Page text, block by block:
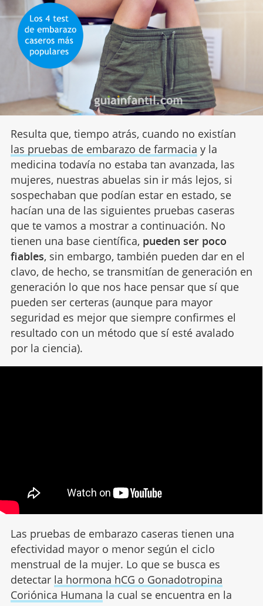
Resulta que, tiempo atrás, cuando no existían
las pruebas de embarazo de farmacia y la
medicina todavía no estaba tan avanzada, las
mujeres, nuestras abuelas sin ir más lejos, si
sospechaban que podían estar en estado, se
hacían una de las siguientes pruebas caseras
que te vamos a mostrar a continuación. No
tienen una base científica, pueden ser poco
fiables, sin embargo, también pueden dar en el
clavo, de hecho, se transmitían de generación en
generación lo que nos hace pensar que sí que
pueden ser certeras (aunque para mayor
seguridad es mejor que siempre confirmes el
resultado con un método que sí esté avalado
por la ciencia).
Las pruebas de embarazo caseras tienen una
efectividad mayor o menor según el ciclo
menstrual de la mujer. Lo que se busca es
detectar la hormona hCG o Gonadotropina
Coriónica Humana la cual se encuentra en la